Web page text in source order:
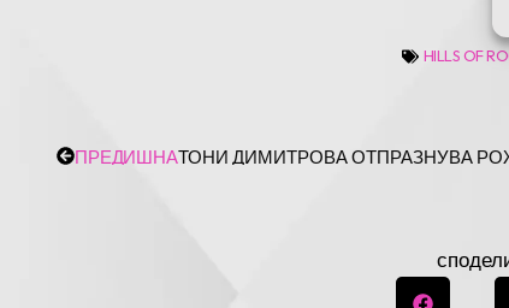
HILLS OF
ПРЕДИШНАТОНИ ДИМИТРОВА ОТПРАЗНУВА